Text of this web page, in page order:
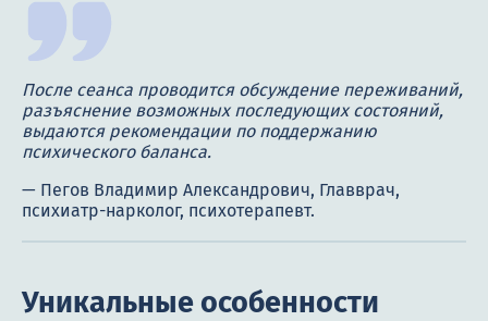
После сеанса проводится обсуждение переживаний,
разъяснение возможных последующих состояний,
выдаются рекомендации по поддержанию
психического баланса.
Уникальные особенности